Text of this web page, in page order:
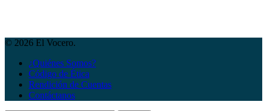
© 2026 El Vocero.
¿Quiénes Somos?
Código de Ética
Rendición de Cuentas
Contáctanos